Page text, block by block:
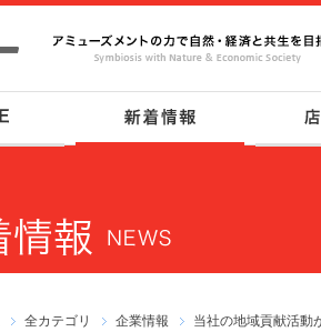
全カテゴリ 企業情報 当社の地域貢献活動